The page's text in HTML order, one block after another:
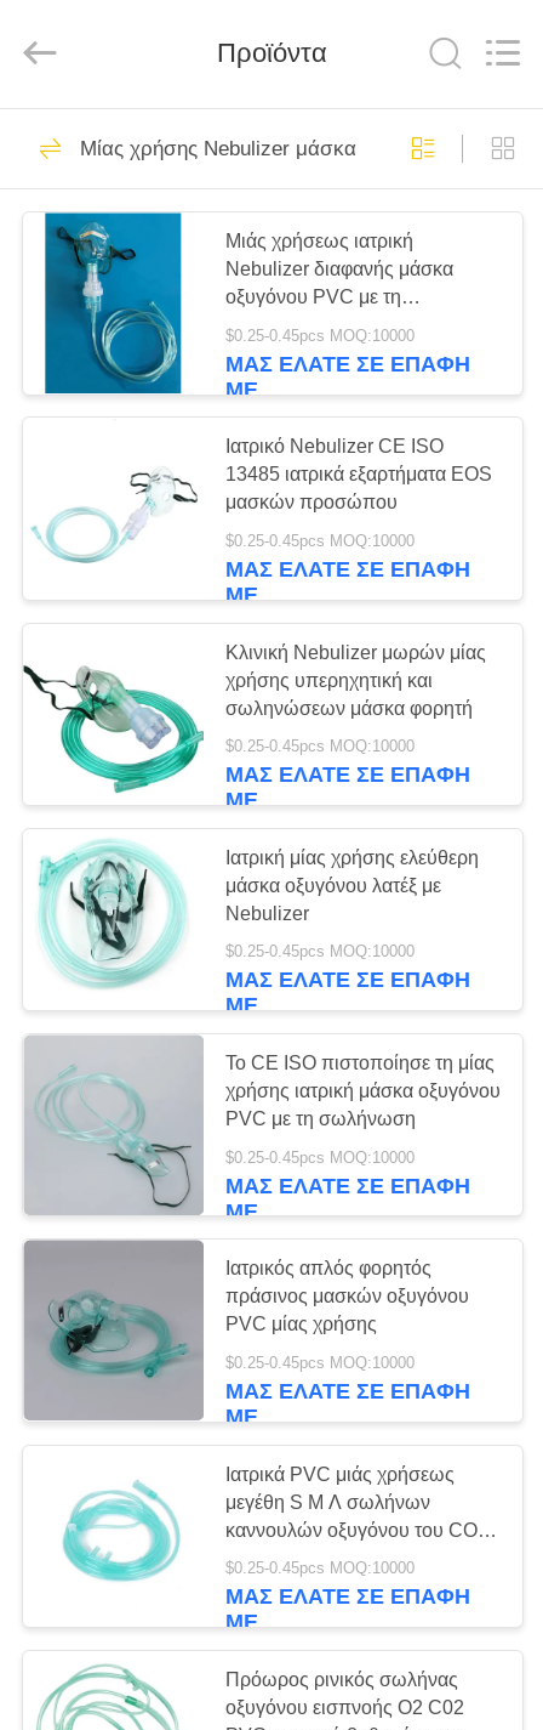
ΣΠΊΤΙ
ΠΡΟΪΌΝΤΑ
ΠΕΡΊΠΟΥ
ΕΜΕΊΣ
ΓΎΡΟΣ
ΕΡΓΟΣΤΑΣΊΩΝ
ΠΟΙΟΤΙΚΌΣ
ΈΛΕΓΧΟΣ
ΜΑΣ
ΕΛΆΤΕ
ΕΠΑΦΉ
ΖΗΤΉΣΤΕ
ΈΝΑ
ΑΠΌΣΠΑΣΜΑ
SITEMAP
PRIVACY
POLICY
Devices
Rights
Αίμα που συλλέγει
το σωλήνα
Κενός σωλήνας
συλλογής αίματος
52
Μη κενός σωλήνας
συλλογής αίματος
25
Σωλήνας
δειγματοληψίας ιών
Σαφής σωλήνας
συλλογής αίματος
Σωλήνας
ενεργοποιητών
πηκτωμάτων και
θρόμβων
Προϊόντα
Μίας χρήσης Nebulizer μάσκα
Μιάς χρήσεως ιατρική
Nebulizer διαφανής μάσκα
οξυγόνου PVC με τη
σωλήνωση
$0.25-0.45pcs MOQ:10000
ΜΑΣ ΕΛΆΤΕ ΣΕ ΕΠΑΦΉ
ΜΕ
Ιατρικό Nebulizer CE ISO
13485 ιατρικά εξαρτήματα EOS
μασκών προσώπου
$0.25-0.45pcs MOQ:10000
ΜΑΣ ΕΛΆΤΕ ΣΕ ΕΠΑΦΉ
ΜΕ
Κλινική Nebulizer μωρών μίας
χρήσης υπερηχητική και
σωληνώσεων μάσκα φορητή
$0.25-0.45pcs MOQ:10000
ΜΑΣ ΕΛΆΤΕ ΣΕ ΕΠΑΦΉ
ΜΕ
Ιατρική μίας χρήσης ελεύθερη
μάσκα οξυγόνου λατέξ με
Nebulizer
$0.25-0.45pcs MOQ:10000
ΜΑΣ ΕΛΆΤΕ ΣΕ ΕΠΑΦΉ
ΜΕ
Το CE ISO πιστοποίησε τη μίας
χρήσης ιατρική μάσκα οξυγόνου
PVC με τη σωλήνωση
$0.25-0.45pcs MOQ:10000
ΜΑΣ ΕΛΆΤΕ ΣΕ ΕΠΑΦΉ
ΜΕ
Ιατρικός απλός φορητός
πράσινος μασκών οξυγόνου
PVC μίας χρήσης
$0.25-0.45pcs MOQ:10000
ΜΑΣ ΕΛΆΤΕ ΣΕ ΕΠΑΦΉ
ΜΕ
Ιατρικά PVC μιάς χρήσεως
μεγέθη S Μ Λ σωλήνων
καννουλών οξυγόνου του CO2
ρινικά με το φίλτρο
$0.25-0.45pcs MOQ:10000
ΜΑΣ ΕΛΆΤΕ ΣΕ ΕΠΑΦΉ
ΜΕ
Πρόωρος ρινικός σωλήνας
οξυγόνου εισπνοής Ο2 C02